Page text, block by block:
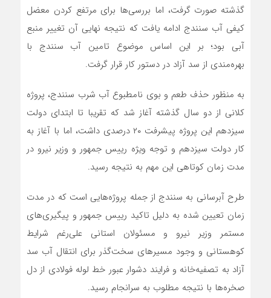
گذشته صورت گرفت، اما بررسی‌ها برای مرتفع کردن معضل
کیفی آب سنندج ادامه یافت که نتیجه نهایی آن تغییر منبع
آبی بود؛ بر این اساس موضوع تامین آب سنندج با
بهره‌مندی از سد آزاد در دستور کار قرار گرفت.
به منظور حذف طعم و بوی نامطبوع آب شرب سنندج، پروژه
کلانی از دو سال گذشته آغاز شد که تقریبا تا ابتدای دولت
سیزدهم این پروژه پیشرفت ۲۰ درصدی داشت، اما با آغاز به
کار دولت سیزدهم و توجه ویژه رییس جمهور و وزیر نیرو در
مدت زمان کوتاهی این مهم به نتیجه رسید.
طرح آبرسانی به سنندج از جمله پروژه‌هایی است که در مدت
زمان تعیین شده به دلیل تاکید رییس جمهور و پیگیری‌های
مستمر وزیر نیرو و مسئولان استانی علی‌رغم شرایط
کوهستانی و وجود مسیرهای سخت‌گذر برای انتقال آب سد
آزاد به تصفیه‌خانه و فرایند دشوار عبور خط لوله فولادی از دل
صخره‌ها با نتیجه مطلوب به سرانجام رسید.